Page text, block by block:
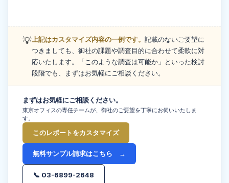
💡上記はカスタマイズ内容の一例です。 記載のないご要望に
つきましても、御社の課題や調査目的に合わせて柔軟に対
応いたします。「このような調査は可能か」といった検討
段階でも、まずはお気軽にご相談ください。
まずはお気軽にご相談ください。
東京オフィスの専任チームが、御社のご要望を丁寧にお伺いいたしま
す。
このレポートをカスタマイズ
無料サンプル請求はこちら →
📞 03-6899-2648